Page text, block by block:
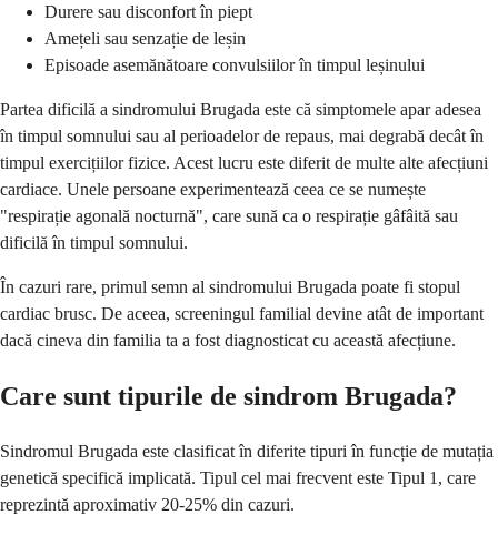
Durere sau disconfort în piept
Amețeli sau senzație de leșin
Episoade asemănătoare convulsiilor în timpul leșinului
Partea dificilă a sindromului Brugada este că simptomele apar adesea
în timpul somnului sau al perioadelor de repaus, mai degrabă decât în
timpul exercițiilor fizice. Acest lucru este diferit de multe alte afecțiuni
cardiace. Unele persoane experimentează ceea ce se numește
"respirație agonală nocturnă", care sună ca o respirație gâfâită sau
dificilă în timpul somnului.
În cazuri rare, primul semn al sindromului Brugada poate fi stopul
cardiac brusc. De aceea, screeningul familial devine atât de important
dacă cineva din familia ta a fost diagnosticat cu această afecțiune.
Care sunt tipurile de sindrom Brugada?
Sindromul Brugada este clasificat în diferite tipuri în funcție de mutația
genetică specifică implicată. Tipul cel mai frecvent este Tipul 1, care
reprezintă aproximativ 20-25% din cazuri.